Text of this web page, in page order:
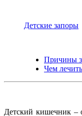
Детские запоры
Причины
Чем
Детский кишечник –